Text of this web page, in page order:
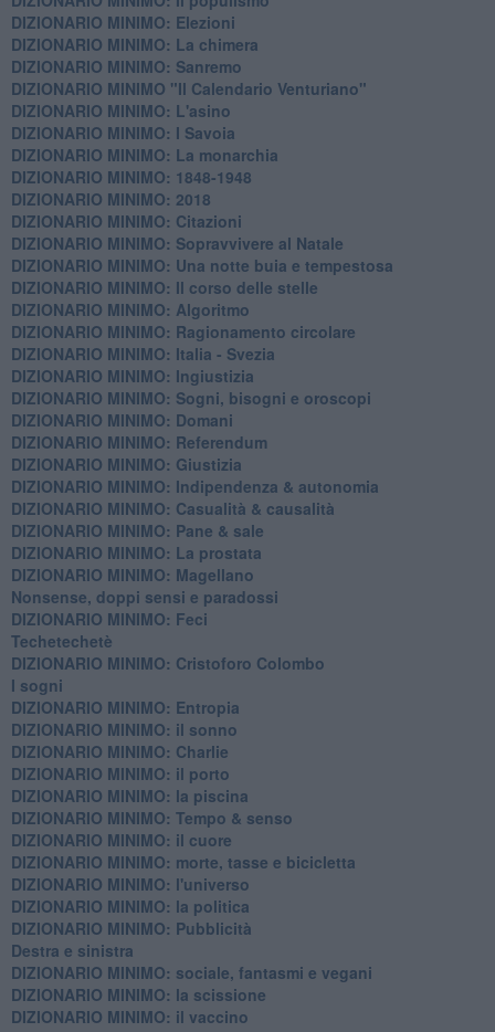
DIZIONARIO MINIMO: Elezioni
DIZIONARIO MINIMO: La chimera
DIZIONARIO MINIMO: Sanremo
DIZIONARIO MINIMO "Il Calendario Venturiano"
DIZIONARIO MINIMO: L'asino
DIZIONARIO MINIMO: I Savoia
DIZIONARIO MINIMO: La monarchia
DIZIONARIO MINIMO: 1848-1948
DIZIONARIO MINIMO: 2018
DIZIONARIO MINIMO: Citazioni
DIZIONARIO MINIMO: ​Sopravvivere al Natale
DIZIONARIO MINIMO: ​Una notte buia e tempestosa
DIZIONARIO MINIMO: Il corso delle stelle
DIZIONARIO MINIMO: Algoritmo
DIZIONARIO MINIMO: Ragionamento circolare
DIZIONARIO MINIMO: Italia - Svezia
DIZIONARIO MINIMO: ​Ingiustizia
DIZIONARIO MINIMO: ​Sogni, bisogni e oroscopi
DIZIONARIO MINIMO: Domani
DIZIONARIO MINIMO: Referendum
DIZIONARIO MINIMO: Giustizia
DIZIONARIO MINIMO: ​Indipendenza & autonomia
DIZIONARIO MINIMO: ​Casualità & causalità
​DIZIONARIO MINIMO: Pane & sale
DIZIONARIO MINIMO: La prostata
​DIZIONARIO MINIMO: Magellano
Nonsense, doppi sensi e paradossi
DIZIONARIO MINIMO: Feci
Techetechetè
DIZIONARIO MINIMO: Cristoforo Colombo
I sogni
DIZIONARIO MINIMO: Entropia
DIZIONARIO MINIMO: il sonno
DIZIONARIO MINIMO: Charlie
DIZIONARIO MINIMO: il porto
DIZIONARIO MINIMO: la piscina
DIZIONARIO MINIMO: Tempo & senso
DIZIONARIO MINIMO: il cuore
DIZIONARIO MINIMO: morte, tasse e bicicletta
DIZIONARIO MINIMO: l'universo
DIZIONARIO MINIMO: la politica
DIZIONARIO MINIMO: Pubblicità
Destra e sinistra
DIZIONARIO MINIMO: sociale, fantasmi e vegani
DIZIONARIO MINIMO: la scissione
DIZIONARIO MINIMO: il vaccino